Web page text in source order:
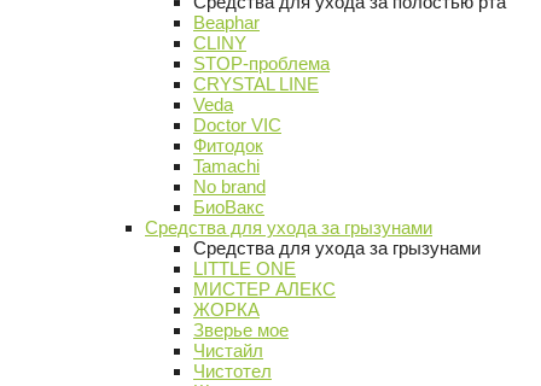
Beaphar
CLINY
STOP-проблема
CRYSTAL LINE
Veda
Doctor VIC
Фитодок
Tamachi
No brand
БиоВакс
Средства для ухода за грызунами
Средства для ухода за грызунами
LITTLE ONE
МИСТЕР АЛЕКС
ЖОРКА
Зверье мое
Чистайл
Чистотел